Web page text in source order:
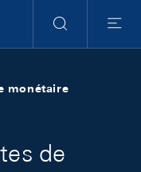
RechercheMenu
monétaire
de